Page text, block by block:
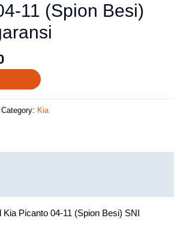
11 (Spion Besi)
Category: Kia
Kia Picanto 04-11 (Spion Besi) SNI